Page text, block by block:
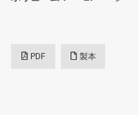
PDF 製本